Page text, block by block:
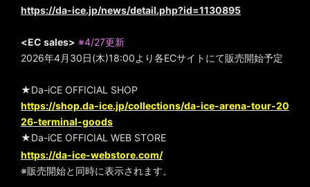
https://da-ice.jp/news/detail.php?id=1130895
<EC sales> ※4/27更新
2026年4月30日(木)18:00より各ECサイトにて販売開始予定
★Da-iCE OFFICIAL SHOP
https://shop.da-ice.jp/collections/da-ice-arena-tour-20
26-terminal-goods
★Da-iCE OFFICIAL WEB STORE
https://da-ice-webstore.com/
※販売開始と同時に表示されます。